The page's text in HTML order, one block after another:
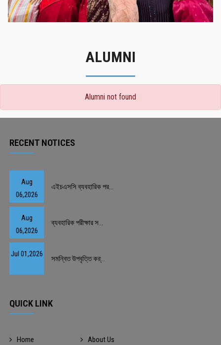
ALUMNI
Alumni not found
RECENT NOTICES
Aug
06,2026
এইচএসসি ব্যবহারিক পর...
Aug
06,2026
ব্যবহারিক পরীক্ষার স...
Jul 01,2026
সমন্বিত উপবৃত্তি কর্...
QUICK LINK
Home
About Us